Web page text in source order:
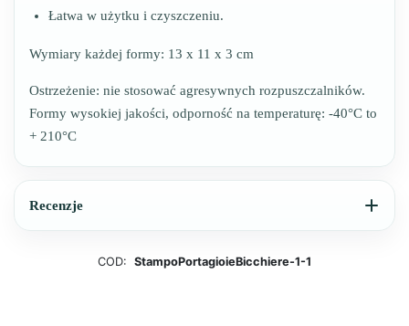
Łatwa w użytku i czyszczeniu.
Wymiary każdej formy: 13 x 11 x 3 cm
Ostrzeżenie: nie stosować agresywnych rozpuszczalników.
Formy wysokiej jakości, odporność na temperaturę: -40°C to
+ 210°C
Recenzje
COD: StampoPortagioieBicchiere-1-1